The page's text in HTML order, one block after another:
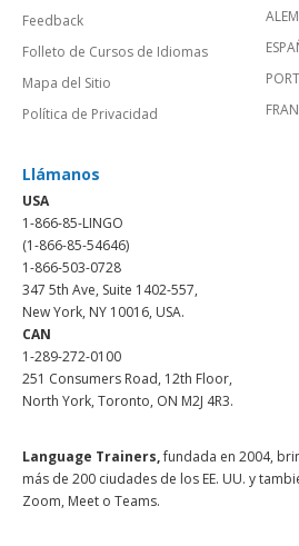
Feedback
Folleto de Cursos de Idiomas
Mapa del Sitio
Política de Privacidad
Llámanos
USA
1-866-85-LINGO
(1-866-85-54646)
1-866-503-0728
347 5th Ave, Suite 1402-557,
New York, NY 10016, USA.
CAN
1-289-272-0100
251 Consumers Road, 12th Floor,
North York, Toronto, ON M2J 4R3.
Language Trainers,fundada en 2004,
más de 200 ciudades de los EE. UU. y
Zoom, Meet o Teams.